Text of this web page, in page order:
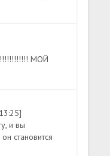
МОЙ
и вы
становится